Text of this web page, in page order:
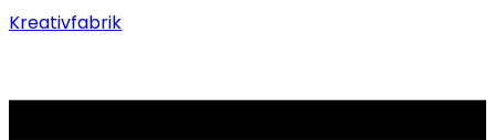
Kreativfabrik